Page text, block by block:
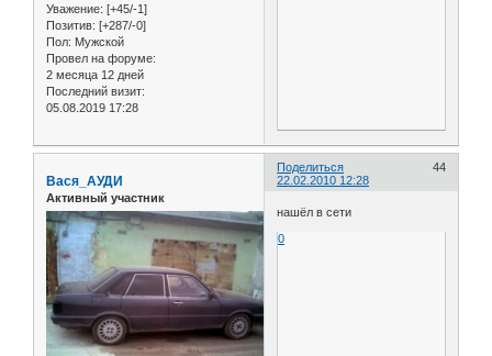
Уважение: [+45/-1]
Позитив: [+287/-0]
Пол: Мужской
Провел на форуме:
2 месяца 12 дней
Последний визит:
05.08.2019 17:28
Поделиться
44
22.02.2010 12:28
Вася_АУДИ
Активный участник
нашёл в сети
0